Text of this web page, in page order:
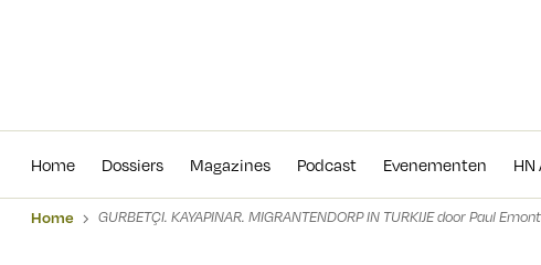
Home Dossiers Magazines Podcast Evenementen HN
Home GURBETÇI. KAYAPINAR. MIGRANTENDORP IN TURKIJE door Paul